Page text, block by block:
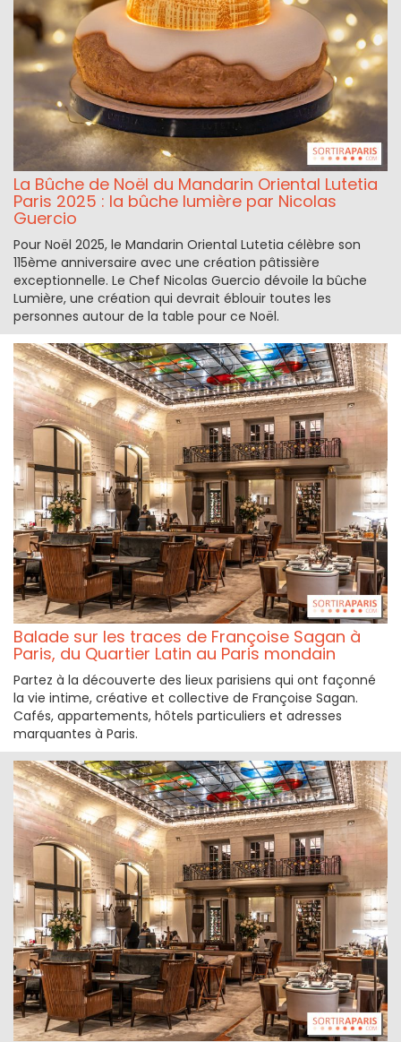
La Bûche de Noël du Mandarin Oriental Lutetia
Paris 2025 : la bûche lumière par Nicolas
Guercio
Pour Noël 2025, le Mandarin Oriental Lutetia célèbre son
115ème anniversaire avec une création pâtissière
exceptionnelle. Le Chef Nicolas Guercio dévoile la bûche
Lumière, une création qui devrait éblouir toutes les
personnes autour de la table pour ce Noël.
Balade sur les traces de Françoise Sagan à
Paris, du Quartier Latin au Paris mondain
Partez à la découverte des lieux parisiens qui ont façonné
la vie intime, créative et collective de Françoise Sagan.
Cafés, appartements, hôtels particuliers et adresses
marquantes à Paris.